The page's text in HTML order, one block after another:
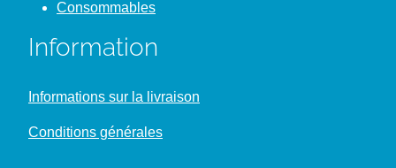
Consommables
Information
Informations sur la livraison
Conditions générales